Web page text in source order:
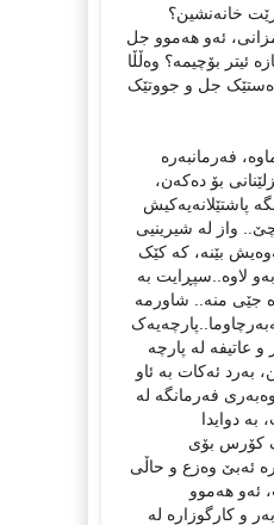
خانەنشین؟
ئەو هەموو جل
ئیتر بۆچیمە؟ وەڵڵا
جل و جووتێک
فەرمانبەرە
بۆ دەکەن،
پاشتێلانەیەکیش
واز لە شیرینیی
بێنە، کە کێک
لاوە..سپڕایت بە
جێی منە.. شاورمە
عاتیفە لە پارچە
بەرد ئەکات بە ئاو
فەرمانگە لە
بە دوایدا
کۆرس بۆی
ئەبێ وەزع و حاڵی
ئەو هەموو
و کارگوزارە لە